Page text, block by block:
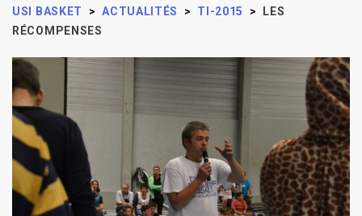
USI BASKET > ACTUALITÉS > TI-2015 >
LES
RÉCOMPENSES